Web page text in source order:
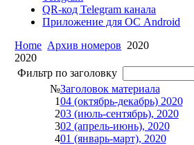
QR-код Telegram канала
Приложение для ОС Android
Home Архив номеров 2020
2020
Фильтр по заголовку
№Заголовок материала
104 (октябрь-декабрь) 2020
203 (июль-сентябрь), 2020
302 (апрель-июнь), 2020
401 (январь-март), 2020